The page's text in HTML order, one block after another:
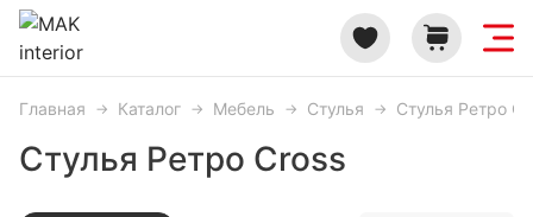
Главная Каталог Мебель Стулья Стулья Ретро
Стулья Ретро Cross